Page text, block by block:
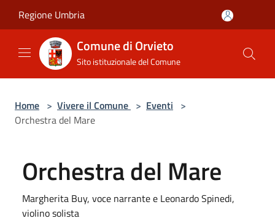
Regione Umbria
Comune di Orvieto
Sito istituzionale del Comune
Home > Vivere il Comune > Eventi >
Orchestra del Mare
Orchestra del Mare
Margherita Buy, voce narrante e Leonardo Spinedi,
violino solista